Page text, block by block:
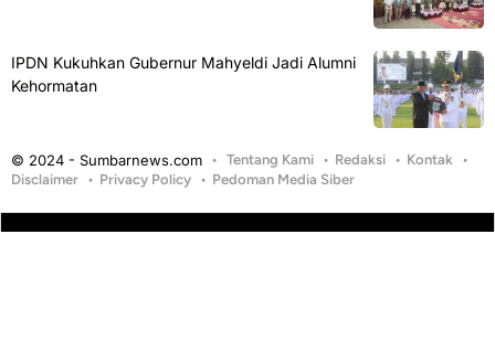
IPDN Kukuhkan Gubernur Mahyeldi Jadi Alumni
Kehormatan
© 2024 - Sumbarnews.com Tentang Kami Redaksi
Kontak
Disclaimer
Privacy Policy Pedoman Media Siber